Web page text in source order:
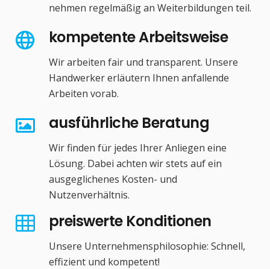
nehmen regelmäßig an Weiterbildungen teil.
kompetente Arbeitsweise
Wir arbeiten fair und transparent. Unsere
Handwerker erläutern Ihnen anfallende
Arbeiten vorab.
ausführliche Beratung
Wir finden für jedes Ihrer Anliegen eine
Lösung. Dabei achten wir stets auf ein
ausgeglichenes Kosten- und
Nutzenverhältnis.
preiswerte Konditionen
Unsere Unternehmensphilosophie: Schnell,
effizient und kompetent!